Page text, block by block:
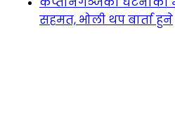
सहमत, भोली थप बार्ता हुने